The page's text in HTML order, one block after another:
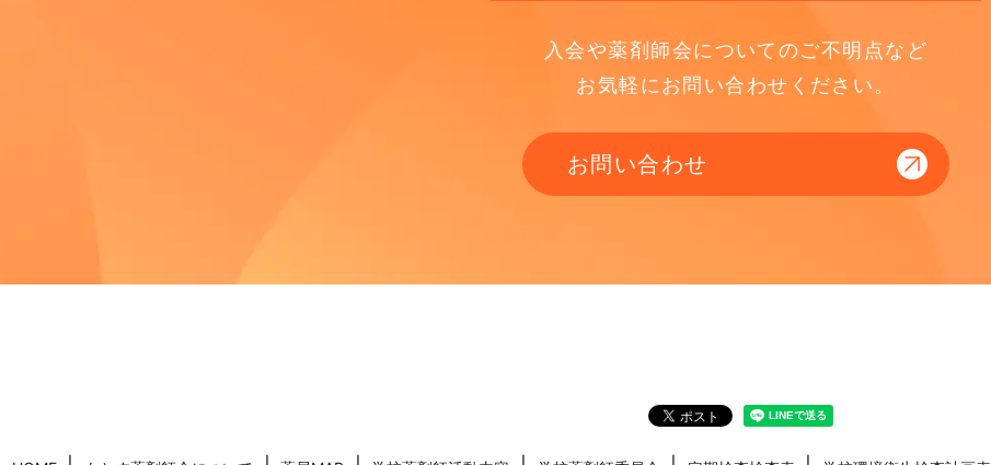
入会や薬剤師会についてのご不明点など
お気軽にお問い合わせください。
お問い合わせ